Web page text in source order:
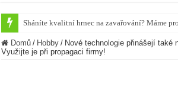
Sháníte kvalitní hrnec na zavařování? Máme
Krůta u společného stolu
Domů / Hobby / Nové technologie přinášejí také
Využijte je při propagaci firmy!